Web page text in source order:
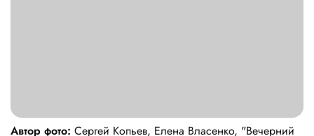
Автор фото: Сергей Копьев, Елена Власенко, "Вечерний